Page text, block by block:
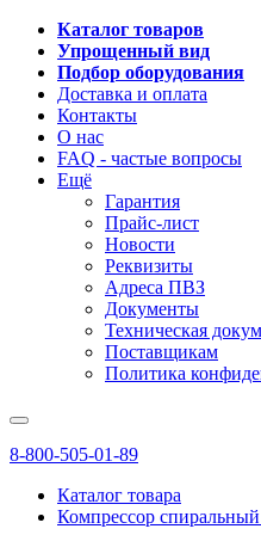
Каталог товаров
Упрощенный вид
Подбор оборудования
Доставка и оплата
Контакты
О нас
FAQ - частые вопросы
Ещё
Гарантия
Прайс-лист
Новости
Реквизиты
Адреса ПВЗ
Документы
Техническая
Поставщикам
Политика
8-800-505-01-89
Каталог товара
Компрессор